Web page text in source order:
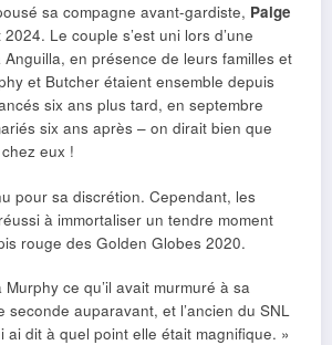
sa compagne avant-gardiste, Paige
Le couple s’est uni lors d’une
en présence de leurs familles et
et Butcher étaient ensemble depuis
six ans plus tard, en septembre
six ans après – on dirait bien que
eux !
pour sa discrétion. Cependant, les
à immortaliser un tendre moment
rouge des Golden Globes 2020.
ce qu’il avait murmuré à sa
seconde auparavant, et l’ancien du SNL
ai dit à quel point elle était magnifique. »